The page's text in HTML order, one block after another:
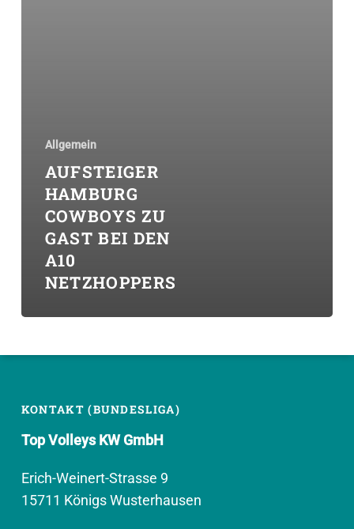
Allgemein
AUFSTEIGER
HAMBURG
COWBOYS ZU
GAST BEI DEN
A10
NETZHOPPERS
KONTAKT (BUNDESLIGA)
Top Volleys KW GmbH
Erich-Weinert-Strasse 9
15711 Königs Wusterhausen